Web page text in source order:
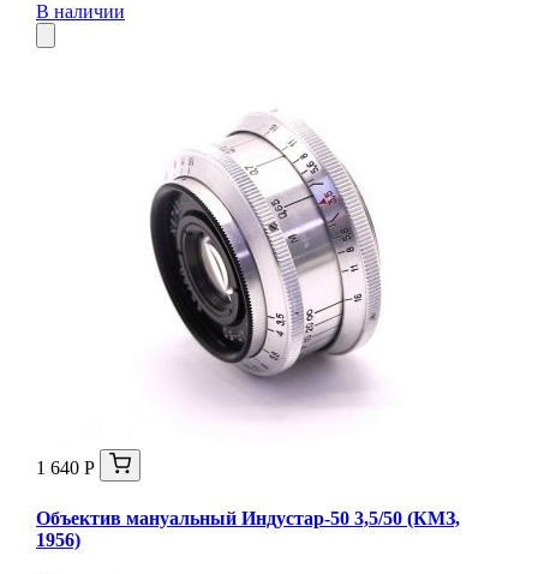
В наличии
1 640 Р
Объектив мануальный Индустар-50 3,5/50 (КМЗ,
1956)